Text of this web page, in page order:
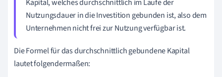
Kapital, welches durchschnittlich im Laufe der
Nutzungsdauer in die Investition gebunden ist, also dem
Unternehmen nicht frei zur Nutzung verfügbar ist.
Die Formel für das durchschnittlich gebundene Kapital
lautet folgendermaßen: